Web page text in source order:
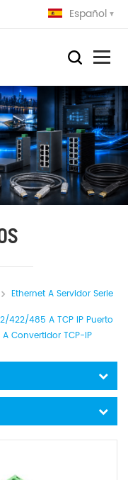
Español
Ethernet A Servidor Serie
422/485 A TCP IP Puerto
Convertidor TCP-IP